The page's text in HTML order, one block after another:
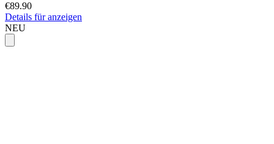
€89.90
Details für anzeigen
NEU